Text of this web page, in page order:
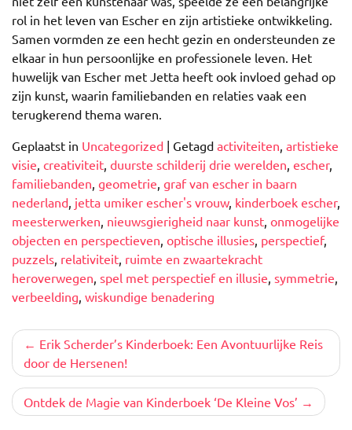
rol in het leven van Escher en zijn artistieke ontwikkeling.
Samen vormden ze een hecht gezin en ondersteunden ze
elkaar in hun persoonlijke en professionele leven. Het
huwelijk van Escher met Jetta heeft ook invloed gehad op
zijn kunst, waarin familiebanden en relaties vaak een
terugkerend thema waren.
Geplaatst in Uncategorized | Getagd activiteiten, artistieke
visie, creativiteit, duurste schilderij drie werelden, escher,
familiebanden, geometrie, graf van escher in baarn
nederland, jetta umiker escher's vrouw, kinderboek escher,
meesterwerken, nieuwsgierigheid naar kunst, onmogelijke
objecten en perspectieven, optische illusies, perspectief,
puzzels, relativiteit, ruimte en zwaartekracht
heroverwegen, spel met perspectief en illusie, symmetrie,
verbeelding, wiskundige benadering
Berichtnavigatie
Erik Scherder’s Kinderboek: Een Avontuurlijke Reis
door de Hersenen!
Ontdek de Magie van Kinderboek ‘De Kleine Vos’